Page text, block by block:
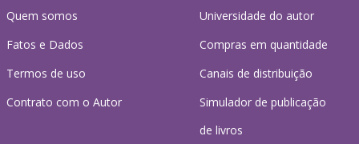
Quem somos
Fatos e Dados
Termos de uso
Contrato com o Autor
Universidade do autor
Compras em quantidade
Canais de distribuição
Simulador de publicação
de livros